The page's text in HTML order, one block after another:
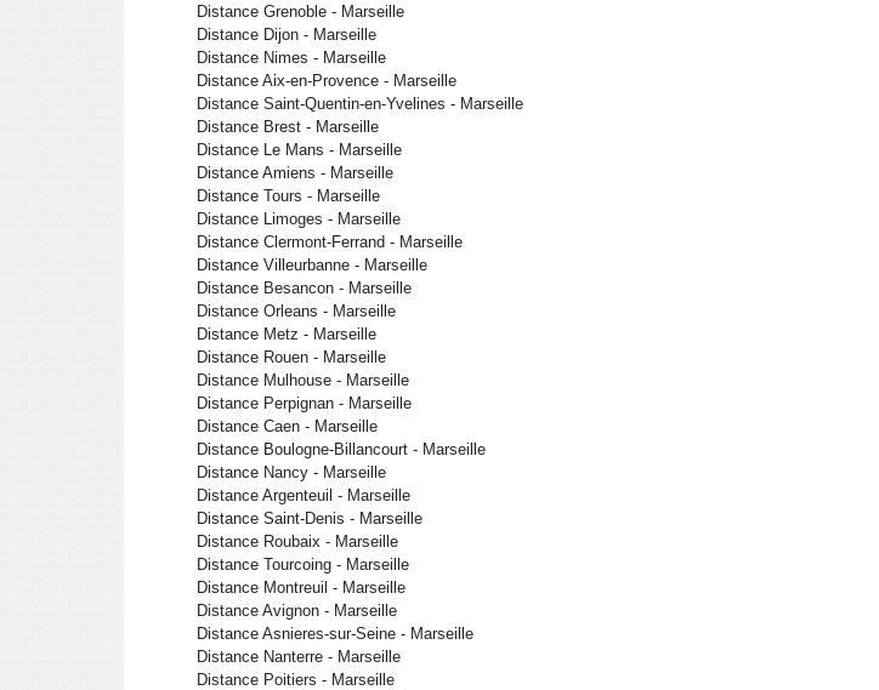
Distance Grenoble - Marseille
Distance Dijon - Marseille
Distance Nimes - Marseille
Distance Aix-en-Provence - Marseille
Distance Saint-Quentin-en-Yvelines - Marseille
Distance Brest - Marseille
Distance Le Mans - Marseille
Distance Amiens - Marseille
Distance Tours - Marseille
Distance Limoges - Marseille
Distance Clermont-Ferrand - Marseille
Distance Villeurbanne - Marseille
Distance Besancon - Marseille
Distance Orleans - Marseille
Distance Metz - Marseille
Distance Rouen - Marseille
Distance Mulhouse - Marseille
Distance Perpignan - Marseille
Distance Caen - Marseille
Distance Boulogne-Billancourt - Marseille
Distance Nancy - Marseille
Distance Argenteuil - Marseille
Distance Saint-Denis - Marseille
Distance Roubaix - Marseille
Distance Tourcoing - Marseille
Distance Montreuil - Marseille
Distance Avignon - Marseille
Distance Asnieres-sur-Seine - Marseille
Distance Nanterre - Marseille
Distance Poitiers - Marseille